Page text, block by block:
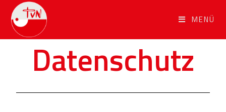
MENÜ
Datenschutz